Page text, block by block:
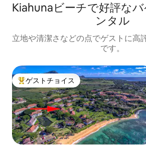
Kiahunaビーチで好評な
ンタル
立地や清潔さなどの点でゲストに高
です。
大好評のゲストチョイスです。
ゲストチョイス